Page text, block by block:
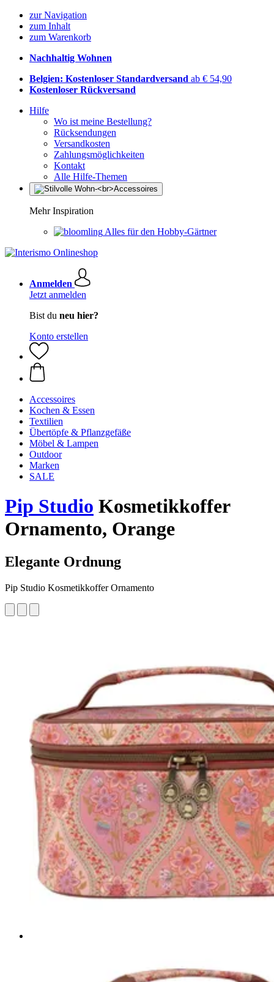
zur Navigation
zum Inhalt
zum Warenkorb
Nachhaltig Wohnen
Belgien: Kostenloser Standardversand ab € 54,90
Kostenloser Rückversand
Hilfe
Wo ist meine Bestellung?
Rücksendungen
Versandkosten
Zahlungsmöglichkeiten
Kontakt
Alle Hilfe-Themen
Mehr Inspiration
Alles für den Hobby-Gärtner
Anmelden
Jetzt anmelden
Bist du neu hier?
Konto erstellen
Accessoires
Kochen & Essen
Textilien
Übertöpfe & Pflanzgefäße
Möbel & Lampen
Outdoor
Marken
SALE
Pip Studio Kosmetikkoffer
Ornamento, Orange
Elegante Ordnung
Pip Studio Kosmetikkoffer Ornamento